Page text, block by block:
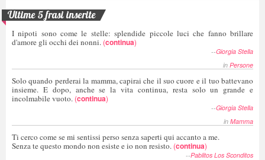
Ultime 5 frasi inserite
I nipoti sono come le stelle: splendide piccole luci che fanno brillare
d'amore gli occhi dei nonni. (continua)
--Giorgia Stella
in Persone
Solo quando perderai la mamma, capirai che il suo cuore e il tuo battevano
insieme. E dopo, anche se la vita continua, resta solo un grande e
incolmabile vuoto. (continua)
--Giorgia Stella
in Mamma
Ti cerco come se mi sentissi perso senza saperti qui accanto a me.
Senza te questo mondo non esiste e io non resisto. (continua)
--Pablitos Los Sconditos